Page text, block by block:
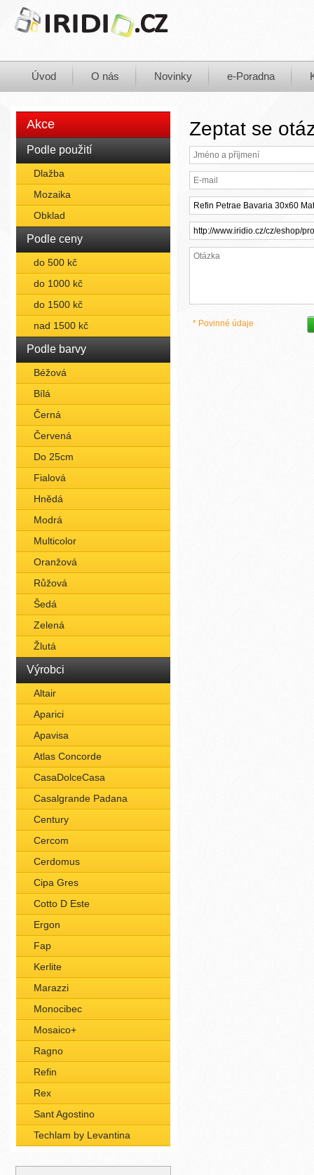
Úvod O nás Novinky e-Poradna
Akce
Podle použití
Dlažba
Mozaika
Obklad
Podle ceny
do 500 kč
do 1000 kč
do 1500 kč
nad 1500 kč
Podle barvy
Béžová
Bílá
Černá
Červená
Do 25cm
Fialová
Hnědá
Modrá
Multicolor
Oranžová
Růžová
Šedá
Zelená
Žlutá
Výrobci
Altair
Aparici
Apavisa
Atlas Concorde
CasaDolceCasa
Casalgrande Padana
Century
Cercom
Cerdomus
Cipa Gres
Cotto D Este
Ergon
Fap
Kerlite
Marazzi
Monocibec
Mosaico+
Ragno
Refin
Rex
Sant Agostino
Techlam by Levantina
Zeptat se
* Povinné údaje